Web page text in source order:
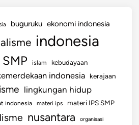
buguruku ekonomi indonesia
indonesia
SMP islam kebudayaan
indonesia kerajaan
lingkungan hidup
indonesia materi ips materi IPS SMP
nusantara organisasi